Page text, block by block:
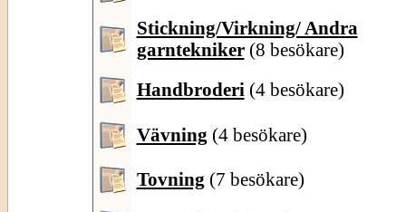
Stickning/Virkning/ Andra
garntekniker (8 besökare)
Handbroderi (4 besökare)
Vävning (4 besökare)
Tovning (7 besökare)